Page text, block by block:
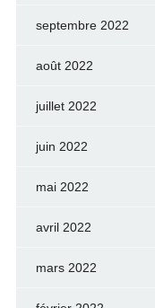
septembre 2022
août 2022
juillet 2022
juin 2022
mai 2022
avril 2022
mars 2022